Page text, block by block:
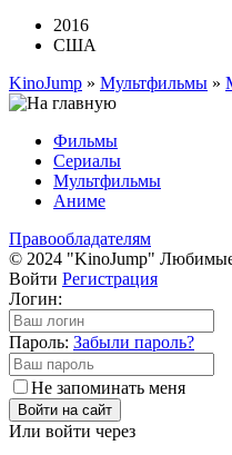
2016
США
KinoJump » Мультфильмы »
Фильмы
Сериалы
Мультфильмы
Аниме
Правообладателям
© 2024 "KinoJump"
Войти Регистрация
Логин:
Пароль: Забыли пароль?
Не запоминать меня
Войти на сайт
Или войти через